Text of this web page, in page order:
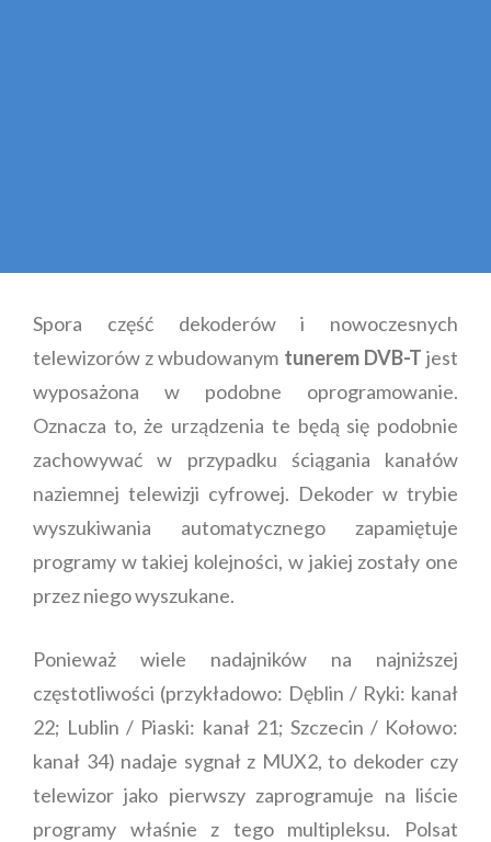
Spora część dekoderów i nowoczesnych
telewizorów z wbudowanym tunerem DVB-T jest
wyposażona w podobne oprogramowanie.
Oznacza to, że urządzenia te będą się podobnie
zachowywać w przypadku ściągania kanałów
naziemnej telewizji cyfrowej. Dekoder w trybie
wyszukiwania automatycznego zapamiętuje
programy w takiej kolejności, w jakiej zostały one
przez niego wyszukane.
Ponieważ wiele nadajników na najniższej
częstotliwości (przykładowo: Dęblin / Ryki: kanał
22; Lublin / Piaski: kanał 21; Szczecin / Kołowo:
kanał 34) nadaje sygnał z MUX2, to dekoder czy
telewizor jako pierwszy zaprogramuje na liście
programy właśnie z tego multipleksu. Polsat